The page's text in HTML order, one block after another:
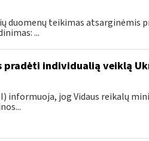
duomenų teikimas atsarginėmis
...
pradėti individualią veiklą
informuoja, jog Vidaus reikalų